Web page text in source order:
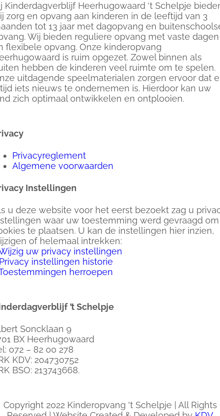
Kinderdagverblijf Heerhugowaard ‘t Schelpje
zorg en opvang aan kinderen in de leeftijd van 3
tot 13 jaar met dagopvang en
Wij bieden reguliere opvang met vaste dagen
flexibele opvang. Onze kinderopvang
is ruim opgezet. Zowel binnen als
hebben de kinderen veel ruimte om te spelen.
uitdagende speelmaterialen zorgen ervoor dat
iets nieuws te ondernemen is. Hierdoor kan uw
zich optimaal ontwikkelen en ontplooien.
Privacyreglement
Algemene voorwaarden
Instellingen
u deze website voor het eerst bezoekt zag u
waar uw toestemming werd gevraagd om
te plaatsen. U kan de instellingen hier inzien,
of helemaal intrekken:
uw privacy instellingen
instellingen historie
herroepen
’t Schelpje
Soncklaan 9
BX Heerhugowaard
072 – 82 00 278
KDV: 204730752
BSO: 213743668.
Copyright 2022 Kinderopvang 't Schelpje | All Rights